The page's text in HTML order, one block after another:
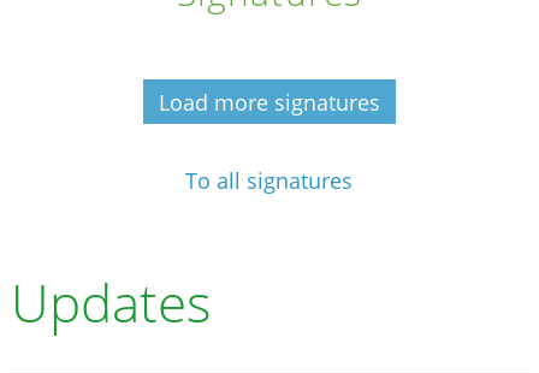
Load more signatures
To all signatures
Updates